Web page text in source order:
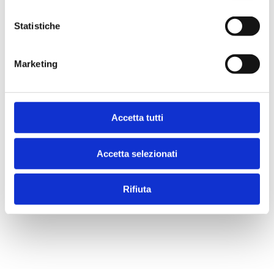
Statistiche
Marketing
Accetta tutti
Accetta selezionati
Rifiuta
Condividi